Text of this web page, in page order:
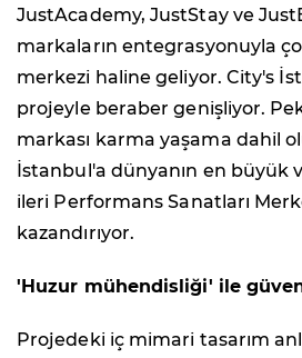
JustAcademy, JustStay ve
markaların entegrasyonuyla
merkezi haline geliyor. City's
projeyle beraber genişliyor.
markası karma yaşama dahil
İstanbul'a dünyanın en büyük
ileri Performans Sanatları
kazandırıyor.
'Huzur mühendisliği' ile
Projedeki iç mimari tasarım